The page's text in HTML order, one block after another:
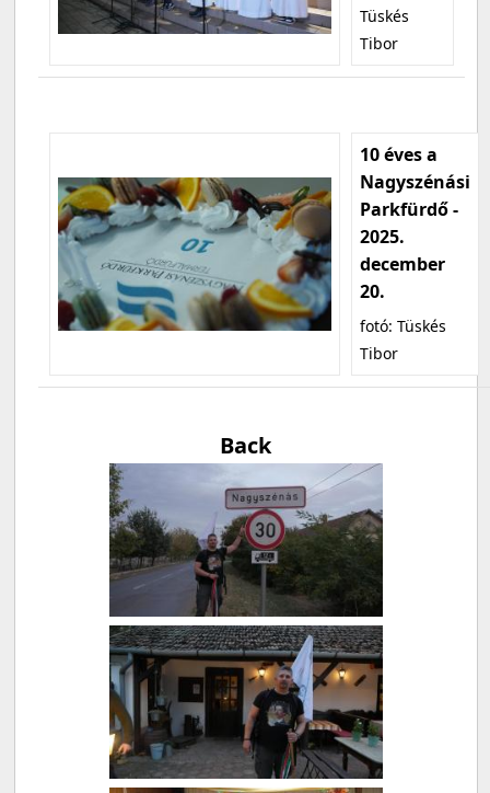
Tüskés
Tibor
10 éves a
Nagyszénási
Parkfürdő -
2025.
december
20.
fotó: Tüskés
Tibor
Back